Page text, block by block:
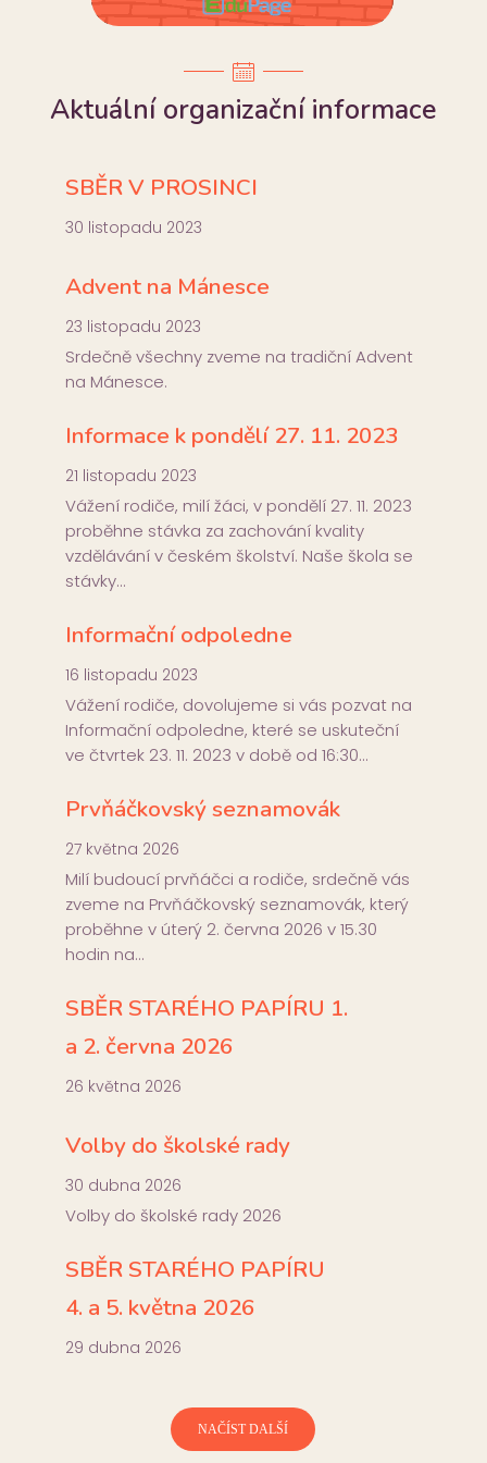
Aktuální organizační informace
SBĚR V PROSINCI
30 listopadu 2023
Advent na Mánesce
23 listopadu 2023
Srdečně všechny zveme na tradiční Advent
na Mánesce.
Informace k pondělí 27. 11. 2023
21 listopadu 2023
Vážení rodiče, milí žáci, v pondělí 27. 11. 2023
proběhne stávka za zachování kvality
vzdělávání v českém školství. Naše škola se
stávky…
Informační odpoledne
16 listopadu 2023
Vážení rodiče, dovolujeme si vás pozvat na
Informační odpoledne, které se uskuteční
ve čtvrtek 23. 11. 2023 v době od 16:30…
Prvňáčkovský seznamovák
27 května 2026
Milí budoucí prvňáčci a rodiče, srdečně vás
zveme na Prvňáčkovský seznamovák, který
proběhne v úterý 2. června 2026 v 15.30
hodin na…
SBĚR STARÉHO PAPÍRU 1.
a 2. června 2026
26 května 2026
Volby do školské rady
30 dubna 2026
Volby do školské rady 2026
SBĚR STARÉHO PAPÍRU
4. a 5. května 2026
29 dubna 2026
NAČÍST DALŠÍ